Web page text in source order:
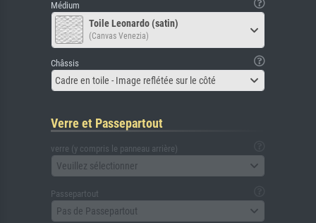
Médium
Toile Leonardo (satin)
(Canvas Venezia)
Châssis
Cadre en toile - Image reflétée sur le côté
Verre et Passepartout
verre (y compris le panneau arrière)
Veuillez sélectionner
Passepartout
Pas de Passepartout